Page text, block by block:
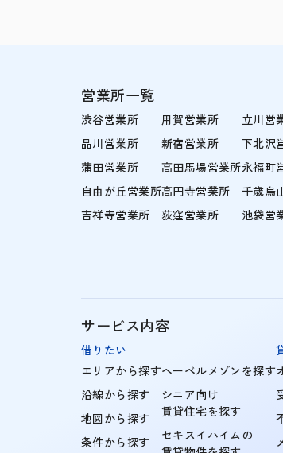
営業所一覧
渋谷営業所
品川営業所
蒲田営業所
自由が丘営業所
吉祥寺営業所
用賀営業所
新宿営業所
高田馬場営業所
高円寺営業所
荻窪営業所
立川営
下北沢
永福町
千歳烏
池袋営
サービス内容
借りたい
エリアから探す
沿線から探す
地図から探す
条件から探す
ヘーベルメゾンを探す
シニア向け
賃貸住宅を探す
セキスイハイムの